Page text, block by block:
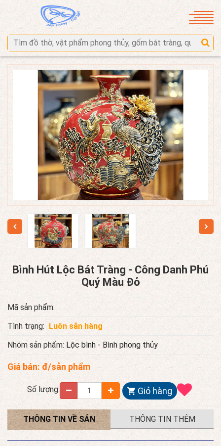
Bình Hút Lộc Bát Tràng - Công Danh Phú
Quý Màu Đỏ
Mã sản phẩm:
Tình trạng: Luôn sẵn hàng
Nhóm sản phẩm: Lộc bình - Bình phong thủy
Giá bán: đ/sản phẩm
Số lượng: Giỏ hàng
THÔNG TIN VỀ SẢN
PHẨM
THÔNG TIN THÊM